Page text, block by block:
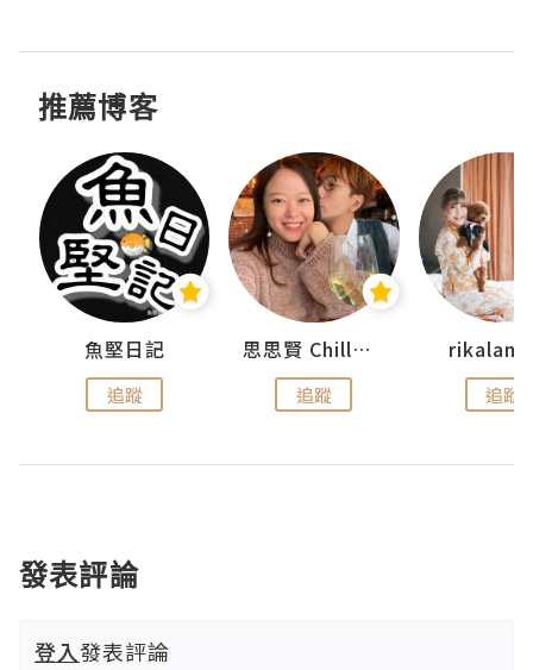
推薦博客
魚堅日記
追蹤
思思賢 ChillMyBabe
追蹤 追蹤
發表評論
登入發表評論